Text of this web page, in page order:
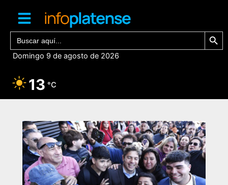
contenido
Buscar: Botón de
Domingo 9 de agosto de 2026
13 °C